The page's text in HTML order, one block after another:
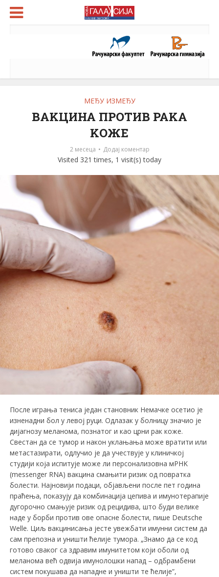
МЕЂУ ИЗМЕЂУ
ВАKЦИНА ПРОТИВ РАKА
KОЖЕ
2 месеца Додај коментар
Visited 321 times, 1 visit(s) today
После играња тениса један становник Немачке осетио је
изненадни бол у левој руци. Одлазак у болницу значио је
дијагнозу меланома, познатог и као црни рак коже.
Свестан да се тумор и након уклањања може вратити или
метастазирати, одлучио је да учествује у клиничкој
студији која испитује може ли персонализовна мРНK
(messenger RNA) вакцина смањити ризик од повратка
болести. Најновији подаци, објављени после пет година
праћења, показују да комбинација цепива и имунотерапије
дугорочно смањује ризик од рецидива, што буди велике
наде у борби против ове опасне болести, пише Deutsche
Welle. Циљ вакцинисања јесте увежбати имунни систем да
сам препозна и уништи ћелије тумора. „Знамо да се код
готово сваког са здравим имунитетом који оболи од
меланома већ одвија имунолошки напад – одбрамбени
систем покушава да нападне и уништи те ћелије”,